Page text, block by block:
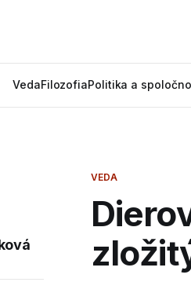
VedaFilozofiaPolitika a
VEDA